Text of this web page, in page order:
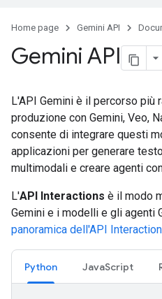
Home page Gemini API
Gemini API
L'API Gemini è il percorso più
produzione con Gemini, Veo,
consente di integrare questi
applicazioni per generare
multimodali e creare agenti
L'API Interactions è il modo
Gemini e i modelli e gli agenti
panoramica dell'API
Python JavaScript